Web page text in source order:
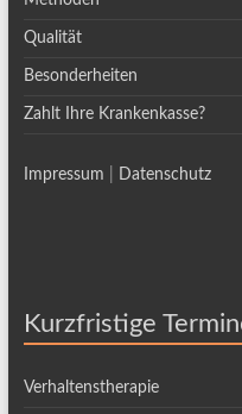
Qualität
Besonderheiten
Zahlt Ihre Krankenkasse?
Impressum Datenschutz
Kurzfristige
Verhaltenstherapie